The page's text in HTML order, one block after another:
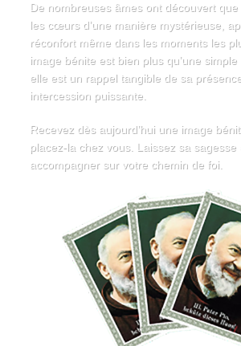
De nombreuses âmes ont découvert
les cœurs d’une manière mystérieuse,
réconfort même dans les moments les
image bénite est bien plus qu’une
elle est un rappel tangible de sa
intercession puissante.
Recevez dès aujourd’hui une image
placez-la chez vous. Laissez sa
accompagner sur votre chemin de foi.